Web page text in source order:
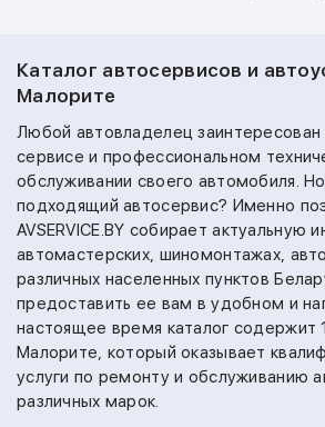
Каталог автосервисов и
Малорите
Любой автовладелец заинтересован
сервисе и профессиональном
обслуживании своего автомобиля. Но
подходящий автосервис? Именно
AVSERVICE.BY собирает
автомастерских, шиномонтажах,
различных населенных пунктов
предоставить ее вам в удобном и
настоящее время каталог содержит
Малорите, который оказывает
услуги по ремонту и обслуживанию
различных марок.